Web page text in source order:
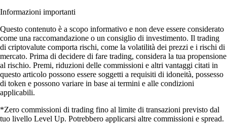
Informazioni importanti
Questo contenuto è a scopo informativo e non deve essere considerato
come una raccomandazione o un consiglio di investimento. Il trading
di criptovalute comporta rischi, come la volatilità dei prezzi e i rischi di
mercato. Prima di decidere di fare trading, considera la tua propensione
al rischio. Premi, riduzioni delle commissioni e altri vantaggi citati in
questo articolo possono essere soggetti a requisiti di idoneità, possesso
di token e possono variare in base ai termini e alle condizioni
applicabili.
*Zero commissioni di trading fino al limite di transazioni previsto dal
tuo livello Level Up. Potrebbero applicarsi altre commissioni e spread.